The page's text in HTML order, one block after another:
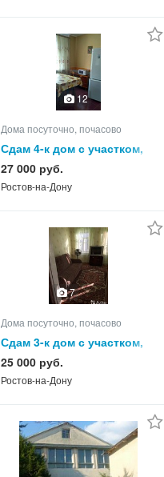
12
Дома посуточно, почасово
Сдам 4-к дом с участком,
70.0 кв.м, этажей 1
27 000 руб.
Ростов-на-Дону
7
Дома посуточно, почасово
Сдам 3-к дом с участком,
50.0 кв.м, этажей 1
25 000 руб.
Ростов-на-Дону